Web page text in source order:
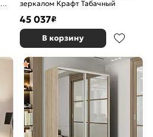
зеркалом Крафт Табачный
45 037₽
В корзину